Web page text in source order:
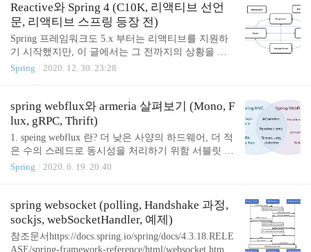
크에서는 EventListener를 통해 발행-구독(Pub/Sub)
패턴, 이벤트 버스(EventBus) 등을 지원한다. Applicat
ionContext 레벨에서 지원 도메인 서비스간 강한 결
합, 강한 의존성을 Event 기반으로 풀어내면, 느슨한
결합 등을 얻을 수 있다. 개인적으론, 이것은 상황에
따라 장점이 될수도 있고, 단점이 될 수도 있다고 본
Reactive와 Spring 4 (C10K, 리액티브 선언
문, 리액티브 스프링 등장 전)
Spring 프레임워크도 5.x 부터는 리액티브를 지원하
기 시작했지만, 이 글에서는 그 전까지의 상황을 살
펴보았다. 리액티브가 왜 필요하고, 스프링5가 나오
문제 http://www.kegel.com/c10k.html 다수의 클라이언
트를 동시에 처리할 수 있는가? 서버에서 10K(1만)개
의 클라이언트에 대한 연결, 응답, 부하에 관련된 이
야기 스레드는 서버의 cpu core 수에 종속적, 멀티스
레드로 10k 요청에 대해 처리할 수 있는 한계가 있다.
요청 스레드들이 io wait 에 전부 빠져있다면? 대안) e
Spring 2020. 12. 30. 23:28
spring webflux와 armeria 살펴보기 (Mono, F
lux, gRPC, Thrift)
1. speing webflux 란? 더 낮은 사양의 하드웨어, 더 적
은 수의 스레드로 동시성을 처리하기 위함 서블릿 스
펙 3.1에서 논블로킹IO API를 지원하긴 하는데, 자꾸
징 서블릿과 이별 : DispatcherServlet(doGet, doPost)
이 없음 기본 컨테이너가 tomcat -> netty (서블릿 스
펙 3.1이상인 tomcat을 쓸 수는 있음) project reactor :
절차형 -> 반응형, 코드가 의식의 흐름처럼 흘러감 R
Spring 2020. 6. 19. 20:40
spring websocket (polling, Handshake 과정,
sockjs, webSocketHandler, 예제)
참조문서https://docs.spring.io/spring/docs/4.3.18.RELE
ASE/spring-framework-reference/html/websocket.htmlht